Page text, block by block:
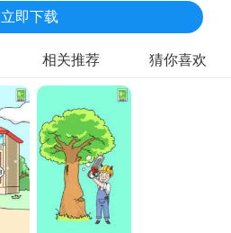
立即下载
相关推荐 猜你喜欢